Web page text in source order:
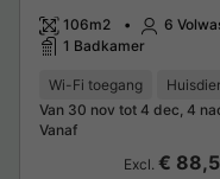
106m2 6
1 Badkamer
Wi-Fi toegang
Van 30 nov tot 4 dec, 4
Vanaf
Excl. €